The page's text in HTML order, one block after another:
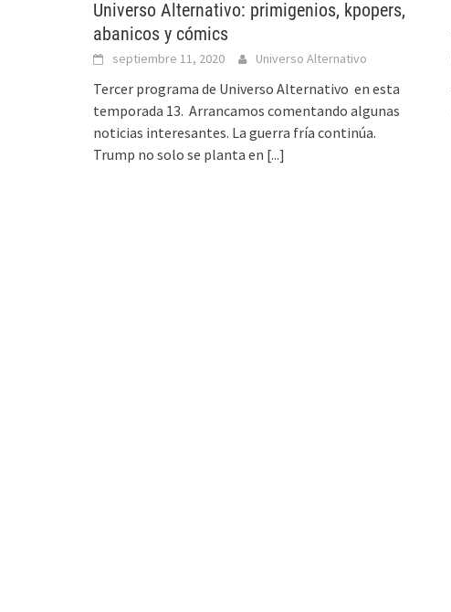
Universo Alternativo: primigenios, kpopers,
abanicos y cómics
septiembre 11, 2020 Universo Alternativo
Tercer programa de Universo Alternativo en esta
temporada 13. Arrancamos comentando algunas
noticias interesantes. La guerra fría continúa.
Trump no solo se planta en [...]